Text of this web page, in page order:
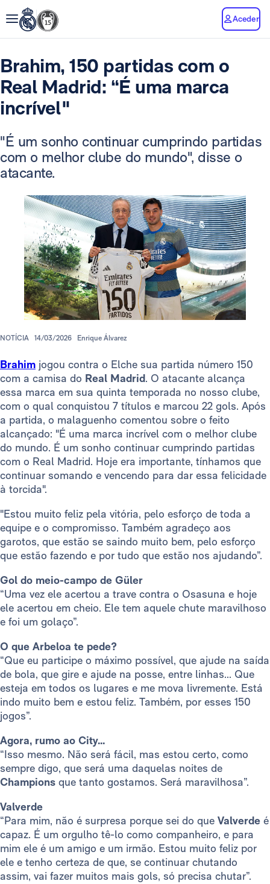
Aceder
Brahim, 150 partidas com o
Real Madrid: “É uma marca
incrível"
"É um sonho continuar cumprindo partidas
com o melhor clube do mundo", disse o
atacante.
NOTÍCIA 14/03/2026 Enrique Álvarez
Brahim jogou contra o Elche sua partida número 150
com a camisa do Real Madrid. O atacante alcança
essa marca em sua quinta temporada no nosso clube,
com o qual conquistou 7 títulos e marcou 22 gols. Após
a partida, o malaguenho comentou sobre o feito
alcançado: "É uma marca incrível com o melhor clube
do mundo. É um sonho continuar cumprindo partidas
com o Real Madrid. Hoje era importante, tínhamos que
continuar somando e vencendo para dar essa felicidade
à torcida".
"Estou muito feliz pela vitória, pelo esforço de toda a
equipe e o compromisso. Também agradeço aos
garotos, que estão se saindo muito bem, pelo esforço
que estão fazendo e por tudo que estão nos ajudando”.
Gol do meio-campo de Güler
“Uma vez ele acertou a trave contra o Osasuna e hoje
ele acertou em cheio. Ele tem aquele chute maravilhoso
e foi um golaço”.
O que Arbeloa te pede?
“Que eu participe o máximo possível, que ajude na saída
de bola, que gire e ajude na posse, entre linhas... Que
esteja em todos os lugares e me mova livremente. Está
indo muito bem e estou feliz. Também, por esses 150
jogos”.
Agora, rumo ao City…
“Isso mesmo. Não será fácil, mas estou certo, como
sempre digo, que será uma daquelas noites de
Champions que tanto gostamos. Será maravilhosa”.
Valverde
“Para mim, não é surpresa porque sei do que Valverde é
capaz. É um orgulho tê-lo como companheiro, e para
mim ele é um amigo e um irmão. Estou muito feliz por
ele e tenho certeza de que, se continuar chutando
assim, vai fazer muitos mais gols, só precisa chutar”.